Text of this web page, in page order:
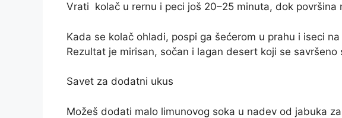
Vrati kolač u rernu i peci još 20–25 minuta, dok
Kada se kolač ohladi, pospi ga šećerom u prahu i iseci na
Rezultat je mirisan, sočan i lagan desert koji se savršeno
Savet za dodatni ukus
Možeš dodati malo limunovog soka u nadev od jabuka